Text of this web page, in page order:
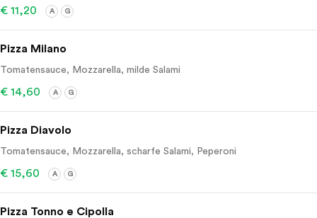
€ 11,20 A G
Pizza Milano
Tomatensauce, Mozzarella, milde Salami
€ 14,60 A G
Pizza Diavolo
Tomatensauce, Mozzarella, scharfe Salami, Peperoni
€ 15,60 A G
Pizza Tonno e Cipolla